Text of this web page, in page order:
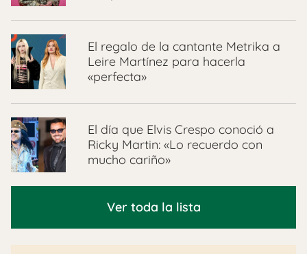
El regalo de la cantante Metrika a
Leire Martínez para hacerla
«perfecta»
El día que Elvis Crespo conoció a
Ricky Martin: «Lo recuerdo con
mucho cariño»
Ver toda la lista